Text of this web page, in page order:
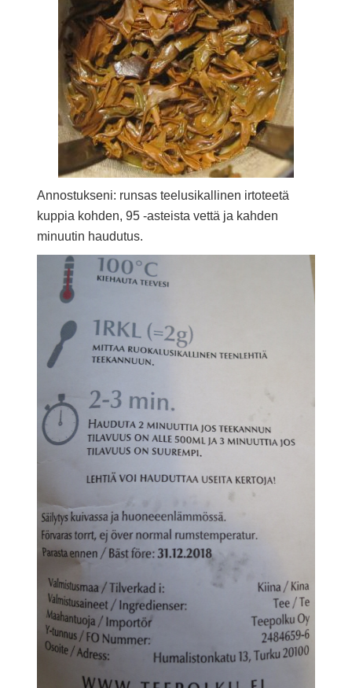
Annostukseni: runsas teelusikallinen irtoteetä
kuppia kohden, 95 -asteista vettä ja kahden
minuutin haudutus.